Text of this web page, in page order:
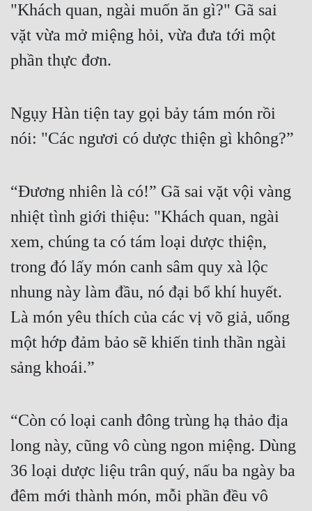
Xây Dựng Thế Lực
Đam Mỹ
Tính Cách Nhân Vật :
Sát Phạt Quyết Đoán
Vô Sỉ
Điềm Đạm
"Khách quan, ngài muốn ăn gì?" Gã sai
vặt vừa mở miệng hỏi, vừa đưa tới một
phần thực đơn.
Ngụy Hàn tiện tay gọi bảy tám món rồi
nói: "Các ngươi có dược thiện gì không?”
“Đương nhiên là có!” Gã sai vặt vội vàng
nhiệt tình giới thiệu: "Khách quan, ngài
xem, chúng ta có tám loại dược thiện,
trong đó lấy món canh sâm quy xà lộc
nhung này làm đầu, nó đại bổ khí huyết.
Là món yêu thích của các vị võ giả, uống
một hớp đảm bảo sẽ khiến tinh thần ngài
sảng khoái.”
“Còn có loại canh đông trùng hạ thảo địa
long này, cũng vô cùng ngon miệng. Dùng
36 loại dược liệu trân quý, nấu ba ngày ba
đêm mới thành món, mỗi phần đều vô